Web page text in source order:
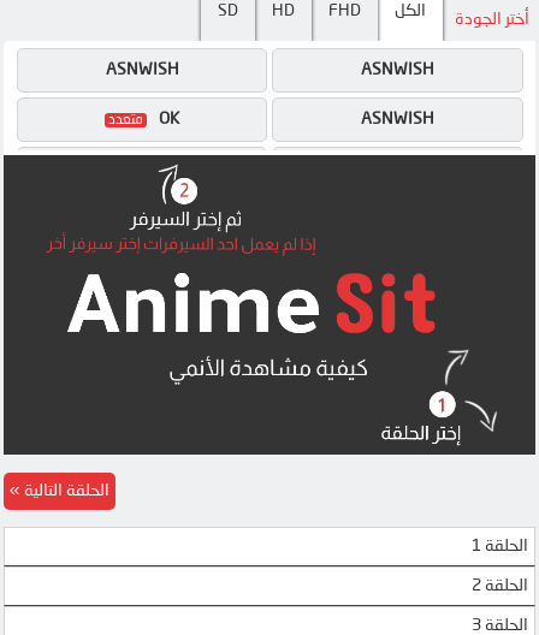
أختر الجودة الكل FHD
HD
SD
OK
MP4UPLOAD
MP4UPLOAD
MEGA
OK
MP4UPLOAD
ASNWISH
ASNWISH
ASNWISH
الحلقة 1
الحلقة 2
الحلقة 3
الحلقة التالية